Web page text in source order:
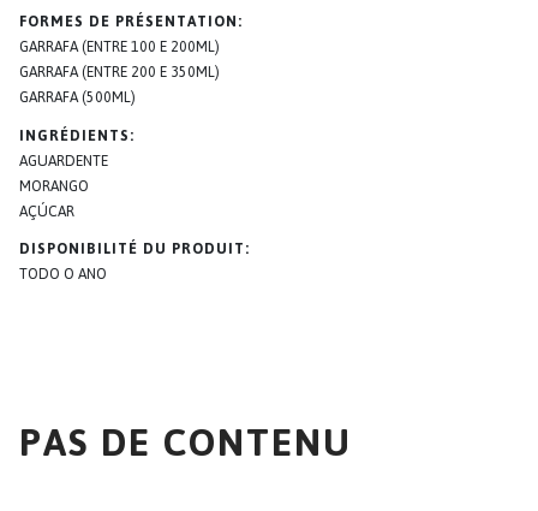
FORMES DE PRÉSENTATION
GARRAFA (ENTRE 100 E 200ML)
GARRAFA (ENTRE 200 E 350ML)
GARRAFA (500ML)
INGRÉDIENTS
AGUARDENTE
MORANGO
AÇÚCAR
DISPONIBILITÉ DU PRODUIT
TODO O ANO
PAS DE CONTENU